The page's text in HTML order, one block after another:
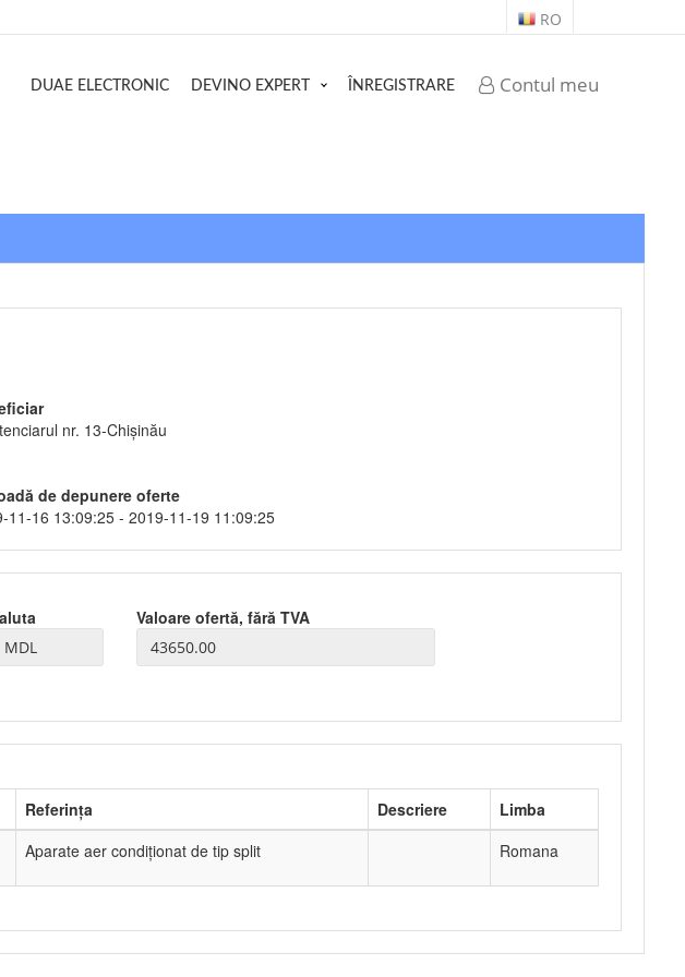
RO
Contul meu
DUAE ELECTRONIC DEVINO EXPERT ÎNREGISTRARE
nr. 13-Chișinău
de depunere oferte
11-16 13:09:25 - 2019-11-19 11:09:25
Valoare ofertă, fără TVA
Referința Descriere
Limba
Aparate aer condiționat de tip split Romana